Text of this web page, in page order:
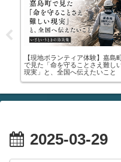
🚨【緊急】罹災証明書を今すぐ取
りに行って！│申請方法・写真の
撮り方・受けられる支援まで全部
2025-03-29